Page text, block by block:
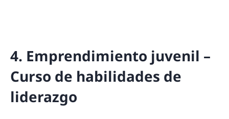
4. Emprendimiento juvenil –
Curso de habilidades de
liderazgo